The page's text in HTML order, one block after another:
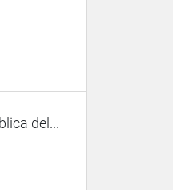
del...